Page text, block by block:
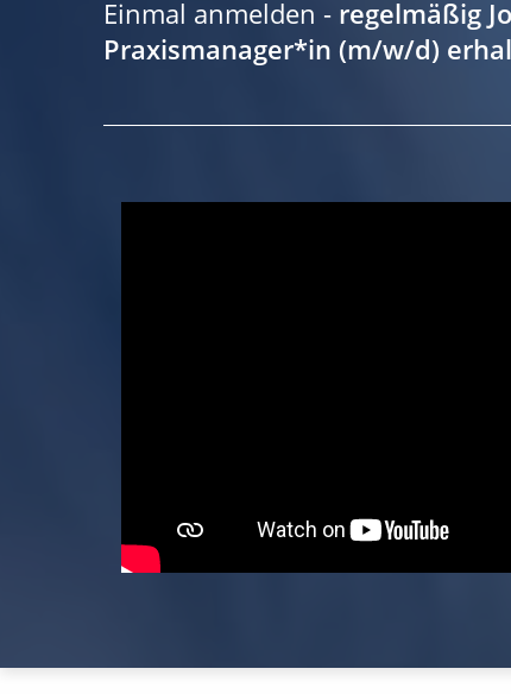
Einmal anmelden - regelmäßig
Praxismanager*in (m/w/d)